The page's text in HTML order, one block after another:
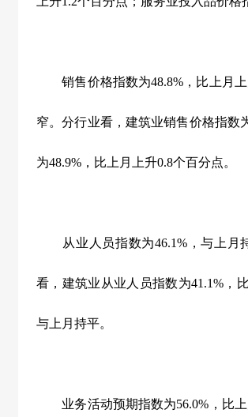
销售价格指数为48.8% ，比上月
窄。分行业看，建筑业销售价格指数
为48.9% ，比上月上升0.8个百分点。
从业人员指数为46.1% ，与上
看，建筑业从业人员指数为41.1% ，
与上月持平。
业务活动预期指数为56.0% ，比